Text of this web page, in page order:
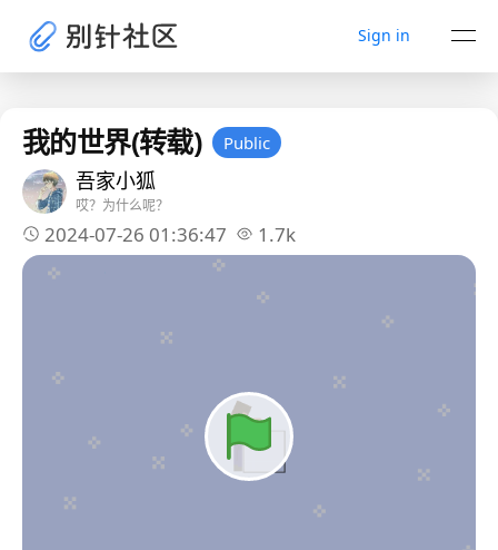
Sign in
我的世界(转载) Public
吾家小狐
哎？为什么呢？
2024-07-26 01:36:47 1.7k